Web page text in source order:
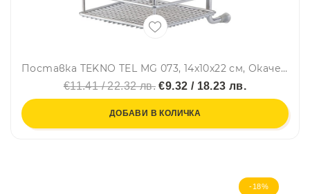
Поставка TEKNO TEL MG 073, 14x10x22 см, Окачена система, Хром
€11.41 / 22.32 лв. €9.32 / 18.23 лв.
ДОБАВИ В КОЛИЧКА
-18%